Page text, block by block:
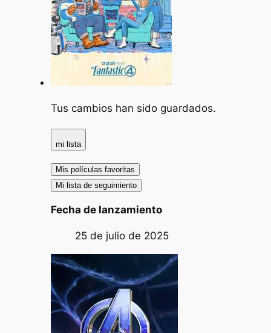
Tus cambios han sido guardados.
mi lista
Mis películas favoritas
Mi lista de seguimiento
Fecha de lanzamiento
25 de julio de 2025